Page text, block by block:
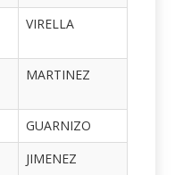
VIRELLA
MARTINEZ
GUARNIZO
JIMENEZ